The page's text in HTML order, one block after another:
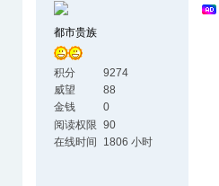
都市贵族
积分
9274
威望
88
金钱
0
阅读权限 90
在线时间
1806 小时